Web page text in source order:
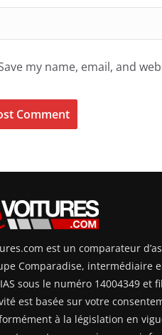
my name, email, and
est un comparateur
Comparadise, intermédiaire
sous le numéro 14004349
est basée sur votre
à la législation en